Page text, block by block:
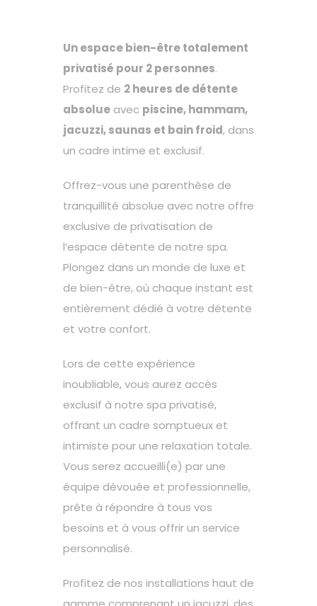
Un espace bien-être totalement
privatisé pour 2 personnes.
Profitez de 2 heures de détente
absolue avec piscine, hammam,
jacuzzi, saunas et bain froid, dans
un cadre intime et exclusif.
Offrez-vous une parenthèse de
tranquillité absolue avec notre offre
exclusive de privatisation de
l’espace détente de notre spa.
Plongez dans un monde de luxe et
de bien-être, où chaque instant est
entièrement dédié à votre détente
et votre confort.
Lors de cette expérience
inoubliable, vous aurez accès
exclusif à notre spa privatisé,
offrant un cadre somptueux et
intimiste pour une relaxation totale.
Vous serez accueilli(e) par une
équipe dévouée et professionnelle,
prête à répondre à tous vos
besoins et à vous offrir un service
personnalisé.
Profitez de nos installations haut de